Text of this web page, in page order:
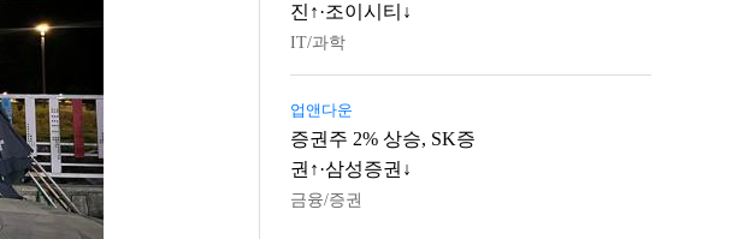
진↑·조이시티↓
IT/과학
업앤다운
증권주 2% 상승, SK증
권↑·삼성증권↓
금융/증권